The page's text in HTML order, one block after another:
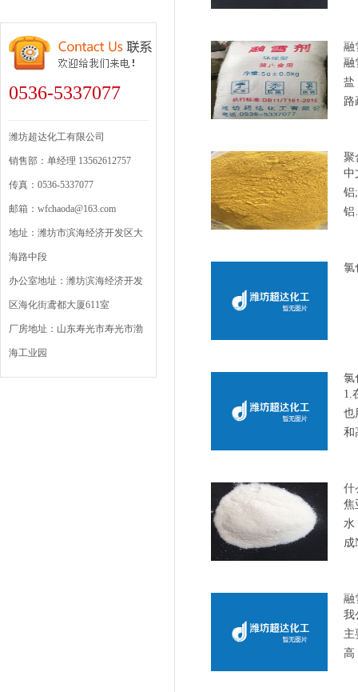
0536-5337077
潍坊超达化工有限公司
销售部：单经理 13562612757
传真：0536-5337077
邮箱：wfchaoda@163.com
地址：潍坊市滨海经济开发区大
海路中段
办公室地址：潍坊滨海经济开发
区海化街鸢都大厦611室
厂房地址：山东寿光市寿光市渤
海工业园
融
融
盐
路
聚
中
铝
氯
氯
1.
也
和
什
焦
水
成
融
我
主